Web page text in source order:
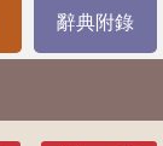
辭典附錄